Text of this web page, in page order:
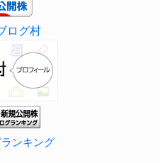
ログ村
ンキング